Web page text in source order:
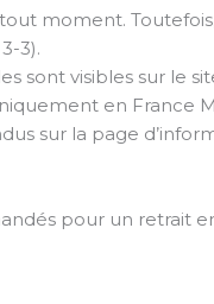
moment.
3).
sont visibles sur le
en
sur la page
pour un retrait